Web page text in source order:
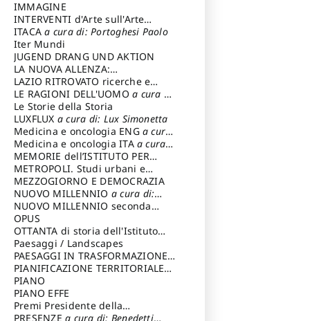
interpretazione
IMMAGINE
INTERVENTI d'Arte sull'Arte
dedicata alla cultura della
conservazione d’arte
Fondazione Paola Droghetti onlus
ITACAa cura di: Portoghesi Paolo
Iter Mundi
JUGEND DRANG UND AKTION
LA NUOVA ALLENZA:
ARCHITETTURA & AMBIENTE
LAZIO RITROVATO ricerche e
restauri
LE RAGIONI DELL'UOMOa cura di:
Lombardi Satriani Luigi
Le Storie della Storia
LUXFLUX a cura di: Lux Simonetta
Medicina e oncologia ENG a cura
di: Lopez Massimo
Medicina e oncologia ITA a cura
di: Lopez Massimo
MEMORIE dell’ISTITUTO PER
STORIA DEL RISORGIMENTO
METROPOLI. Studi urbani e
regionali
MEZZOGIORNO E DEMOCRAZIA
NUOVO MILLENNIO a cura di:
Capaldo Pellegrino
NUOVO MILLENNIO seconda
serie
Francesco
OPUS
OTTANTA di storia dell'Istituto
storia dell’Istitutoa cura di:
Cavalieri Patrizia
Paesaggi / Landscapes
PAESAGGI IN TRASFORMAZIONEa
cura di: Corti Enrico A.
PIANIFICAZIONE TERRITORIALE
URBANISTICA ED AMBIENTALE
cura di: Costa Enrico
PIANO
PIANO EFFE
Premi Presidente della
Repubblica
PRESENZEa cura di: Benedetti